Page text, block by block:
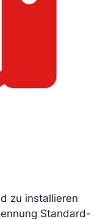
zu installieren
Standard-